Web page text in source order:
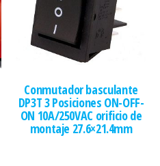
Conmutador basculante
DP3T 3 Posiciones ON-OFF-
ON 10A/250VAC orificio de
montaje 27.6×21.4mm